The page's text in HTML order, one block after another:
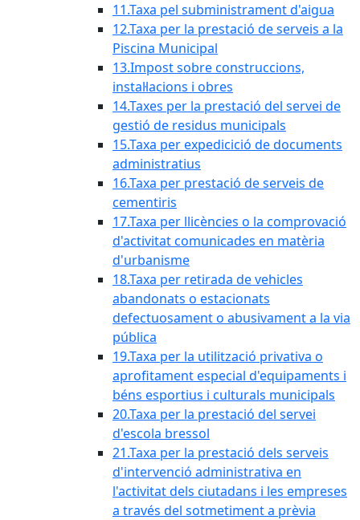
11.Taxa pel subministrament d'aigua
12.Taxa per la prestació de serveis a la
Piscina Municipal
13.Impost sobre construccions,
instal·lacions i obres
14.Taxes per la prestació del servei de
gestió de residus municipals
15.Taxa per expedicició de documents
administratius
16.Taxa per prestació de serveis de
cementiris
17.Taxa per llicències o la comprovació
d'activitat comunicades en matèria
d'urbanisme
18.Taxa per retirada de vehicles
abandonats o estacionats
defectuosament o abusivament a la via
pública
19.Taxa per la utilització privativa o
aprofitament especial d'equipaments i
béns esportius i culturals municipals
20.Taxa per la prestació del servei
d'escola bressol
21.Taxa per la prestació dels serveis
d'intervenció administrativa en
l'activitat dels ciutadans i les empreses
a través del sotmetiment a prèvia